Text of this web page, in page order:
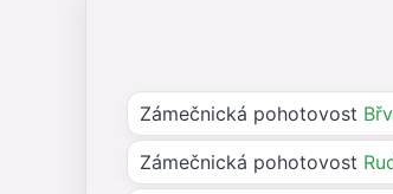
Zámečnická pohotovost
Zámečnická pohotovost